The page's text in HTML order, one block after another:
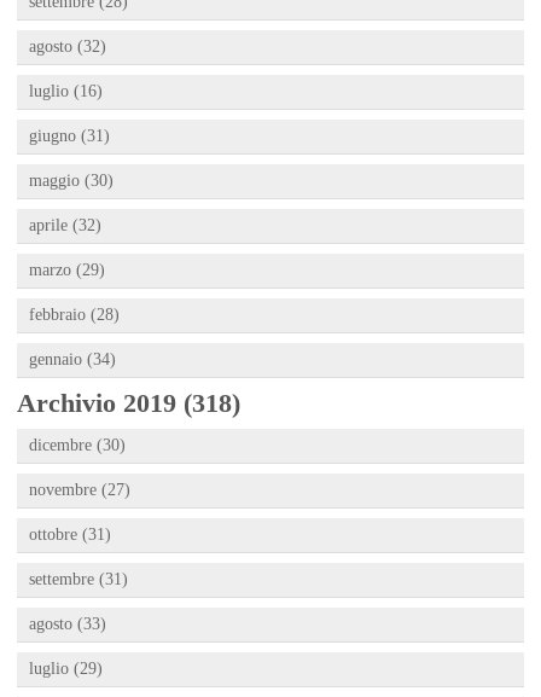
agosto (32)
luglio (16)
giugno (31)
maggio (30)
aprile (32)
marzo (29)
febbraio (28)
gennaio (34)
Archivio 2019 (318)
dicembre (30)
novembre (27)
ottobre (31)
settembre (31)
agosto (33)
luglio (29)